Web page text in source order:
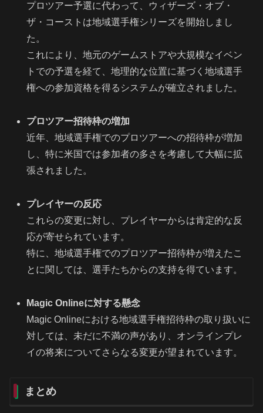
プロツアー予選に代わって、ウィザーズ・オブ・
ザ・コーストは地域選手権シリーズを開始しまし
た。
これにより、地元のゲームストアや大規模なイベン
トでの予選を経て、地理的な位置に基づく地域選手
権への参加資格を得るシステムが確立されました。
プロツアー招待枠の増加
近年、地域選手権でのプロツアーへの招待枠が増加
し、特に米国では参加者の多さを考慮して大幅に拡
張されました。
プレイヤーの反応
これらの変更に対し、プレイヤーからは肯定的な反
応が寄せられています。
特に、地域選手権でのプロツアー招待枠が増えたこ
とに関しては、選手たちからの支持を得ています。
Magic Onlineに対する懸念
Magic Onlineにおける地域選手権招待枠の取り扱いに
対しては、未だに不満の声があり、オンラインプレ
イの将来についてさらなる変更が望まれています。
まとめ